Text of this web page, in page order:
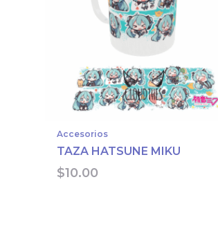
Accesorios
TAZA HATSUNE MIKU
$10.00